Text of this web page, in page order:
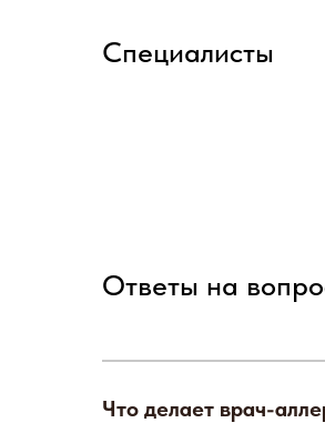
Специалисты
Ответы на
Что делает врач-